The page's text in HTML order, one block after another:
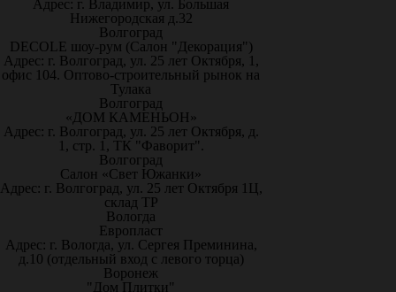
Адрес: г. Владимир, ул. Большая
Нижегородская д.32
Волгоград
DECOLE шоу-рум (Салон "Декорация")
Адрес: г. Волгоград, ул. 25 лет Октября, 1,
офис 104. Оптово-строительный рынок на
Тулака
Волгоград
«ДОМ КАМЕНЬОН»
Адрес: г. Волгоград, ул. 25 лет Октября, д.
1, стр. 1, ТК "Фаворит".
Волгоград
Салон «Свет Южанки»
Адрес: г. Волгоград, ул. 25 лет Октября 1Ц,
склад ТР
Вологда
Европласт
Адрес: г. Вологда, ул. Сергея Преминина,
д.10 (отдельный вход с левого торца)
Воронеж
"Дом Плитки"